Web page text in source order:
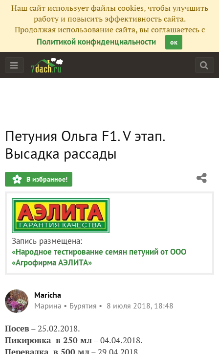
Наш сайт использует файлы cookies, чтобы улучшить
работу и повысить эффективность сайта.
Продолжая использование сайта, вы соглашаетесь с
Политикой конфиденциальности
ок
Петуния Ольга F1. V этап.
Высадка рассады
В избранное!
Запись размещена:
«Народное тестирование семян петуний от ООО
«Агрофирма АЭЛИТА»
Maricha
Марина
Бурятия 8 июля 2018, 18:48
Посев – 25.02.2018.
Пикировка в 250 мл– 04.04.2018.